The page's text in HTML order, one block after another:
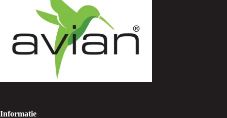
Informatie